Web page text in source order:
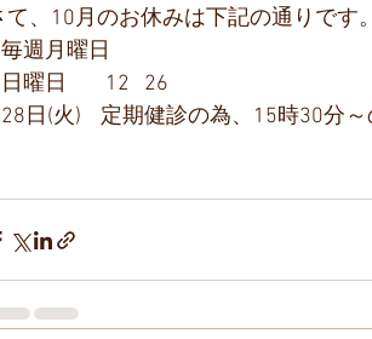
て、10月のお休みは下記の通りです。
毎週月曜日
日曜日        12   26
日(火)    定期健診の為、15時30分～